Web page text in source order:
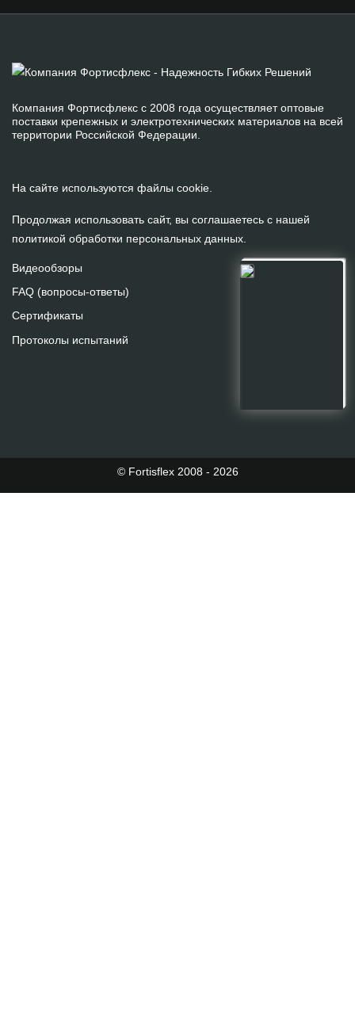
Компания Фортисфлекс с 2008 года осуществляет оптовые
поставки крепежных и электротехнических материалов на всей
территории Российской Федерации.
На сайте используются файлы cookie.
Продолжая использовать сайт, вы соглашаетесь с нашей
политикой обработки персональных данных
Видеообзоры
FAQ (вопросы-ответы)
Сертификаты
Протоколы испытаний
© Fortisflex 2008 - 2026